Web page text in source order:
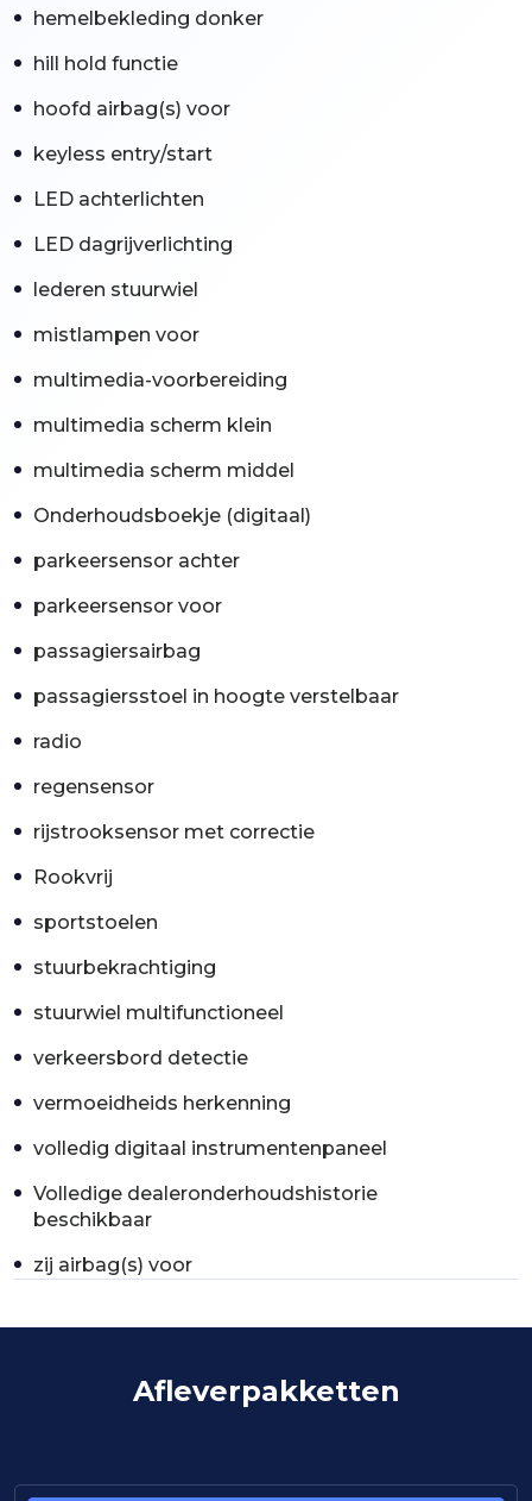
hemelbekleding donker
hill hold functie
hoofd airbag(s) voor
keyless entry/start
LED achterlichten
LED dagrijverlichting
lederen stuurwiel
mistlampen voor
multimedia-voorbereiding
multimedia scherm klein
multimedia scherm middel
Onderhoudsboekje (digitaal)
parkeersensor achter
parkeersensor voor
passagiersairbag
passagiersstoel in hoogte verstelbaar
radio
regensensor
rijstrooksensor met correctie
Rookvrij
sportstoelen
stuurbekrachtiging
stuurwiel multifunctioneel
verkeersbord detectie
vermoeidheids herkenning
volledig digitaal instrumentenpaneel
Volledige dealeronderhoudshistorie
beschikbaar
zij airbag(s) voor
Afleverpakketten